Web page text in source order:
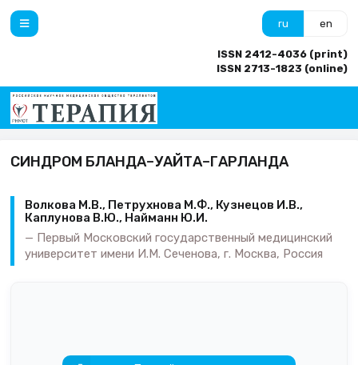
ru en
ISSN 2412-4036 (print)
ISSN 2713-1823 (online)
СИНДРОМ БЛАНДА–УАЙТА–ГАРЛАНДА
Волкова М.В., Петрухнова М.Ф., Кузнецов И.В.,
Каплунова В.Ю., Найманн Ю.И.
Первый Московский государственный медицинский
университет имени И.М. Сеченова, г. Москва, Россия